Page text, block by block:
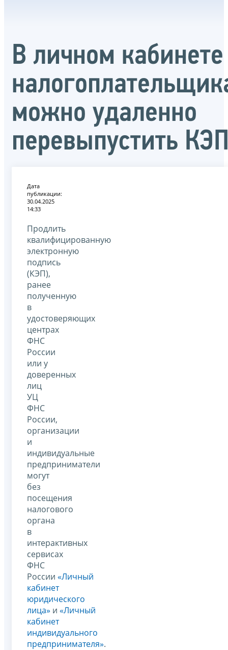
В личном кабинете
можно удаленно
перевыпустить
Дата
публикации:
30.04.2025
14:33
Продлить
квалифицированную
электронную
подпись
(КЭП),
ранее
полученную
в
удостоверяющих
центрах
ФНС
России
или у
доверенных
лиц
УЦ
ФНС
России,
организации
и
индивидуальные
предприниматели
могут
без
посещения
налогового
органа
в
интерактивных
сервисах
ФНС
России «Личный
кабинет
юридического
лица» и «Личный
кабинет
индивидуального
предпринимателя».